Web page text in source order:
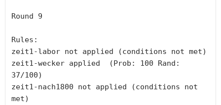
Round 9
Rules:
zeit1-labor not applied (conditions not met)
zeit1-wecker applied  (Prob: 100 Rand:
37/100)
zeit1-nach1800 not applied (conditions not
met)